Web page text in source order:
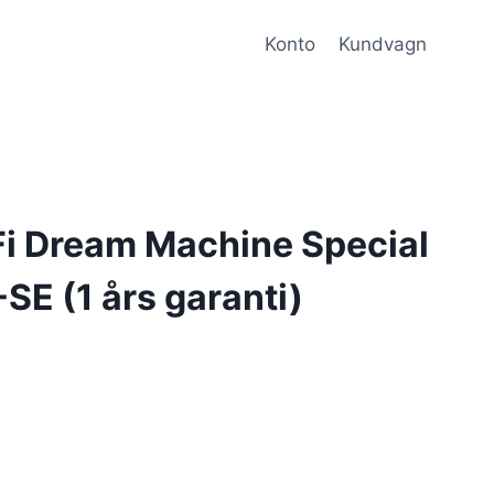
Konto Kundvagn
Dream Machine Special
(1 års garanti)